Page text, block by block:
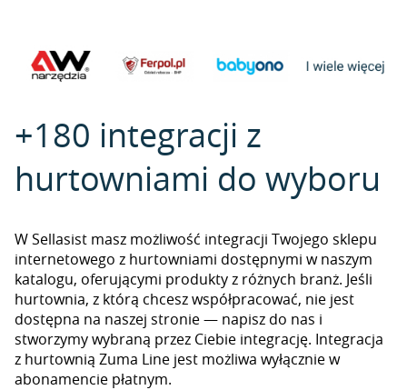
+180 integracji z
hurtowniami do wyboru
W Sellasist masz możliwość integracji Twojego sklepu
internetowego z hurtowniami dostępnymi w naszym
katalogu, oferującymi produkty z różnych branż. Jeśli
hurtownia, z którą chcesz współpracować, nie jest
dostępna na naszej stronie — napisz do nas i
stworzymy wybraną przez Ciebie integrację. Integracja
z hurtownią Zuma Line jest możliwa wyłącznie w
abonamencie płatnym.